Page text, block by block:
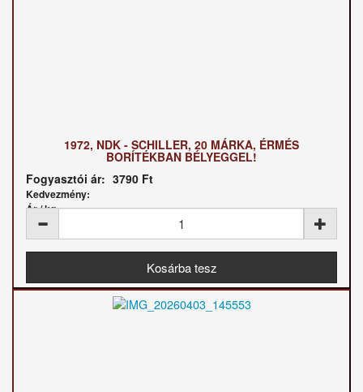
1972, NDK - SCHILLER, 20 MÁRKA, ÉRMÉS
BORÍTÉKBAN BÉLYEGGEL!
Fogyasztói ár: 3790 Ft
Kedvezmény:
Ár / kg: